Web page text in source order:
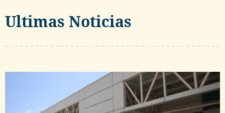
Ultimas Noticias